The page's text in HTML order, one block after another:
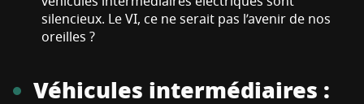
silencieux. Le VI, ce ne serait pas l’avenir de nos
oreilles ?
Véhicules intermédiaires :